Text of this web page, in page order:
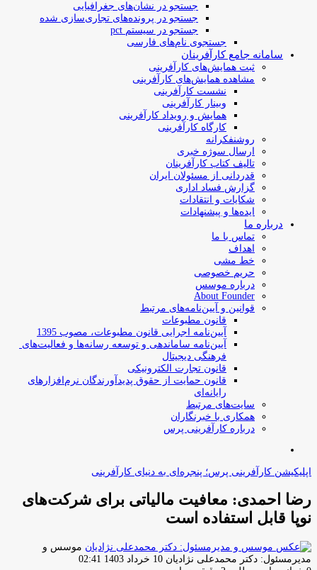
جستجو در نشان‌های جغرافیایی
جستجو در پرونده‌های تجاری‌سازی شده
جستجو در سیستم pct
جستجوی نام‌های فارسی
سامانه جامع کارآفرینان
ثبت همایش‌های کارآفرینی
مشاهده همایش‌های کارآفرینی
نشست کارآفرینی
وبینار کارآفرینی
همایش و رویداد کارآفرینی
کارگاه کارآفرینی
روشنفکرانه
ارسال سوژه‌ خبری
تالیف کتاب کارآفرینان
قدردانی از مسئولان ایران
گزارش فساد اداری
شکایات و انتقادات
ایده‌ها و پیشنهادات
درباره ما
تماس با ما
اهداف
خط مشی
حریم خصوصی
درباره موسس
About Founder
قوانین و آیین‌نامه‌های مرتبط
‌قانون مطبوعات
آیین‌نامه اجرایی قانون مطبوعات، مصوب 1395
آیین‌نامه سامان­دهی و توسعه رسانه­‌ها و فعالیت‌­های
فرهنگی دیجیتال
قانون تجارت الکترونیکی
قانون حمایت از حقوق پدیدآورندگان نرم‌افزارهای
رایانه‌ای
سایت‌های مرتبط
همکاری با خبرنگاران
درباره کارآفرینی پرس
اپلیکیشن کارآفرینی پرس؛ پنجره‌ای به دنیای کارآفرینی
رضا احمدی: معافیت مالیاتی برای شرکت‌های
نوپا قابل‌ استفاده است
موسس و
مدیرمسئول: دکتر محمدعلی نژادیان ارسال
10 خرداد 1403 02:41